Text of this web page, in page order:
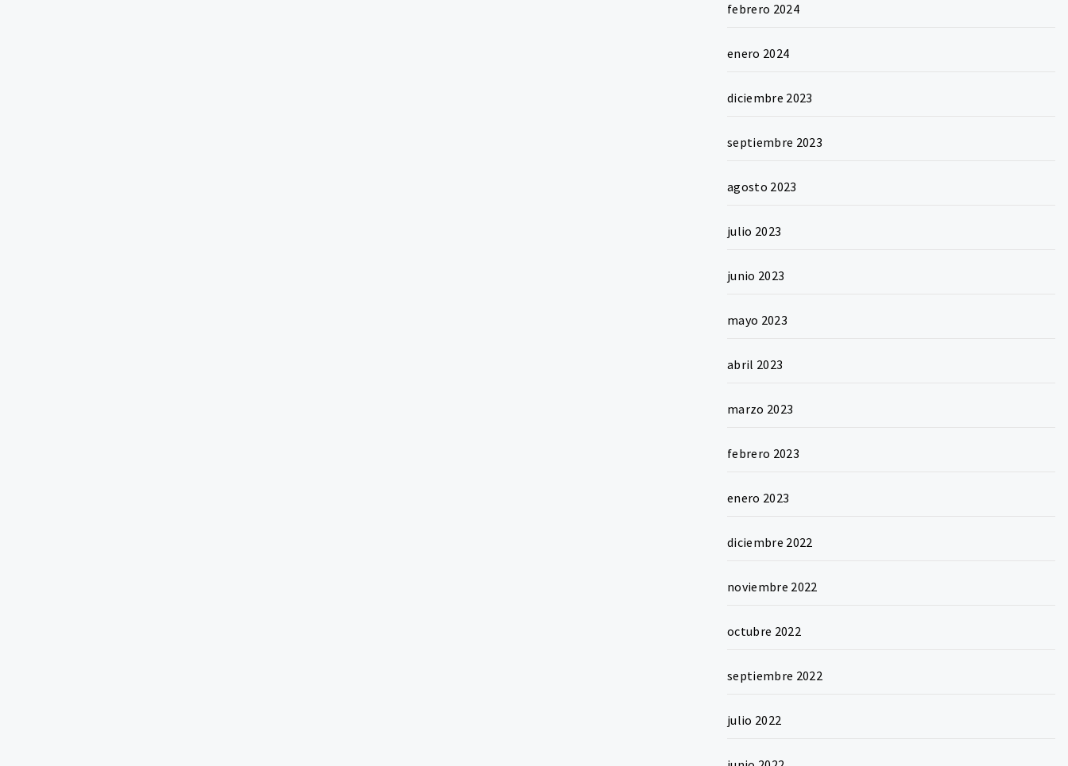
febrero 2024
enero 2024
diciembre 2023
septiembre 2023
agosto 2023
julio 2023
junio 2023
mayo 2023
abril 2023
marzo 2023
febrero 2023
enero 2023
diciembre 2022
noviembre 2022
octubre 2022
septiembre 2022
julio 2022